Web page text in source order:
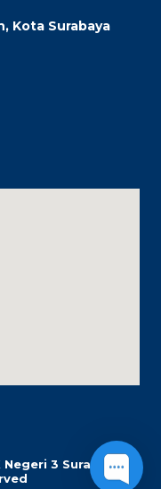
Kota Surabaya
Negeri 3 Surabaya |